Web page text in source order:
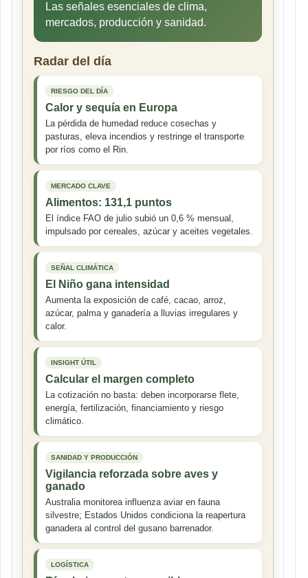
Las señales esenciales de clima,
mercados, producción y sanidad.
Radar del día
RIESGO DEL DÍA
Calor y sequía en Europa
La pérdida de humedad reduce cosechas y
pasturas, eleva incendios y restringe el transporte
por ríos como el Rin.
MERCADO CLAVE
Alimentos: 131,1 puntos
El índice FAO de julio subió un 0,6 % mensual,
impulsado por cereales, azúcar y aceites vegetales.
SEÑAL CLIMÁTICA
El Niño gana intensidad
Aumenta la exposición de café, cacao, arroz,
azúcar, palma y ganadería a lluvias irregulares y
calor.
INSIGHT ÚTIL
Calcular el margen completo
La cotización no basta: deben incorporarse flete,
energía, fertilización, financiamiento y riesgo
climático.
SANIDAD Y PRODUCCIÓN
Vigilancia reforzada sobre aves y
ganado
Australia monitorea influenza aviar en fauna
silvestre; Estados Unidos condiciona la reapertura
ganadera al control del gusano barrenador.
LOGÍSTICA